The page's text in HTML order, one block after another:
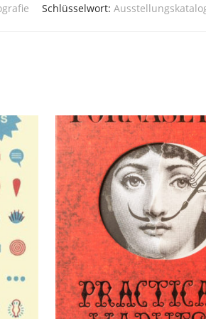
Schlüsselwort: